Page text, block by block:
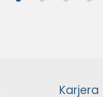
Karjera